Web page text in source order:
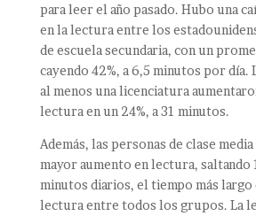
para leer el año pasado. Hubo una
en la lectura entre los
de escuela secundaria, con un
cayendo 42%, a 6,5 minutos por día.
al menos una licenciatura
lectura en un 24%, a 31 minutos.
Además, las personas de clase
mayor aumento en lectura, saltando
minutos diarios, el tiempo más largo
lectura entre todos los grupos. La